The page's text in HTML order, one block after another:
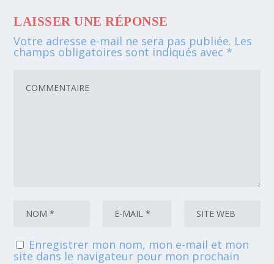
LAISSER UNE RÉPONSE
Votre adresse e-mail ne sera pas publiée. Les
champs obligatoires sont indiqués avec *
Enregistrer mon nom, mon e-mail et mon
site dans le navigateur pour mon prochain